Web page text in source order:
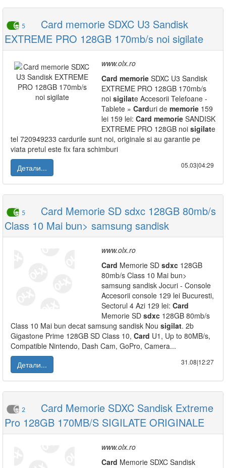
5
Card memorie SDXC U3 Sandisk
EXTREME PRO 128GB 170mb/s noi sigilate
www.olx.ro
Card memorie SDXC U3 Sandisk
EXTREME PRO 128GB 170mb/s
noi sigilate Accesorii Telefoane -
Tablete » Carduri de memorie 159
lei 159 lei: Card memorie SANDISK
EXTREME PRO 128GB noi sigilate
tel 720949233 cardurile sunt noi, originale si au garantie pe
viata pretul este fix fara schimburi
Детали...
05.03|04:29
5
Card Memorie SD sdxc 128GB 80mb/s
Class 10 Mai bun> samsung sandisk
www.olx.ro
Card Memorie SD sdxc 128GB
80mb/s Class 10 Mai bun>
samsung sandisk Jocuri - Console
Accesorii console 129 lei Bucuresti,
Sectorul 4 Azi 129 lei: Card
Memorie SD sdxc 128GB 80mb/s
Class 10 Mai bun decat samsung sandisk Nou sigilat. 2b
Gigastone Prime 128GB SD Class 10, Card U1, Up to 80MB/s,
Compatible Nintendo, Dash Cam, GoPro, Camera...
Детали...
31.08|12:27
2
Card Memorie SDXC Sandisk Extreme
Pro 128GB 170MB/S SIGILATE ORIGINALE
www.olx.ro
Card Memorie SDXC Sandisk